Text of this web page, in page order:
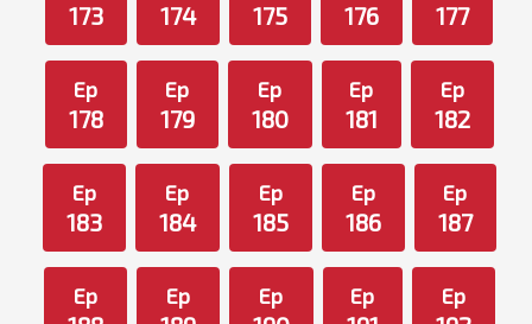
173 174 175 176 177
Ep
178
Ep
179
Ep
180
Ep
181
Ep
182
Ep
183
Ep
184
Ep
185
Ep
186
Ep
187
Ep Ep Ep Ep Ep